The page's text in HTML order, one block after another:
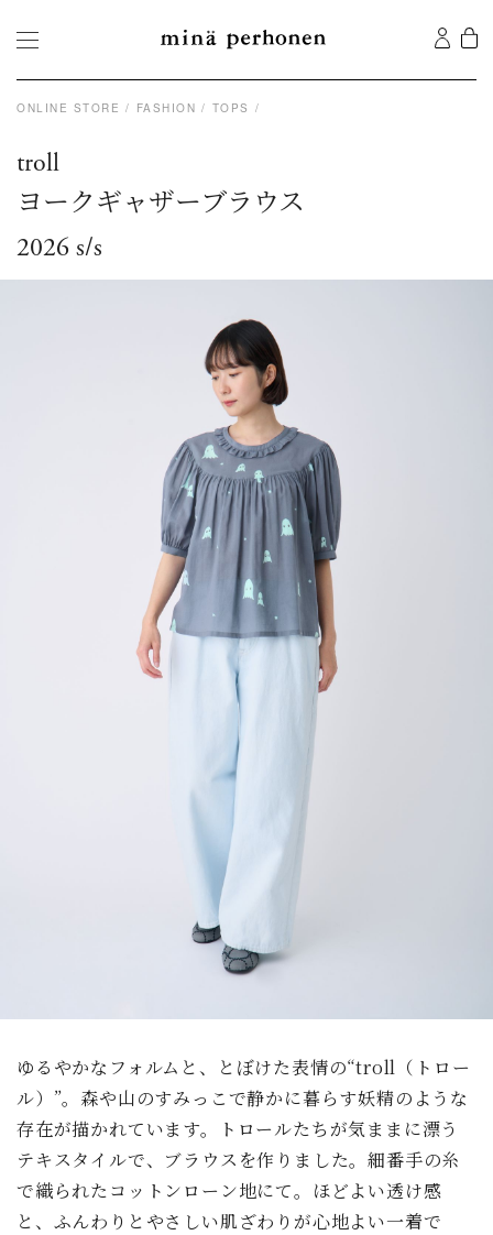
ONLINE STORE FASHION TOPS
troll
ヨークギャザーブラウス
2026 s/s
ゆるやかなフォルムと、とぼけた表情の“troll（トロー
ル）”。森や山のすみっこで静かに暮らす妖精のような
存在が描かれています。トロールたちが気ままに漂う
テキスタイルで、ブラウスを作りました。細番手の糸
で織られたコットンローン地にて。ほどよい透け感
と、ふんわりとやさしい肌ざわりが心地よい一着で